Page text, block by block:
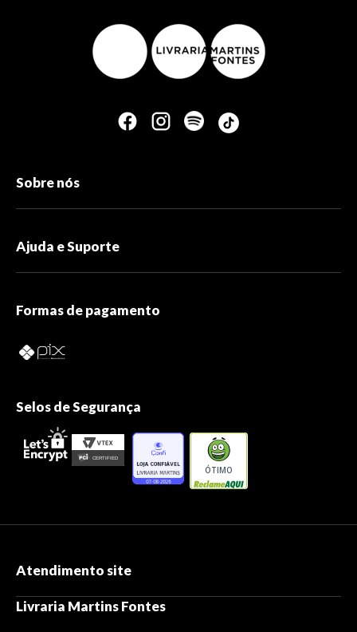
Sobre nós
Ajuda e Suporte
Formas de pagamento
Selos de Segurança
ÓTIMO
Atendimento site
Livraria Martins Fontes